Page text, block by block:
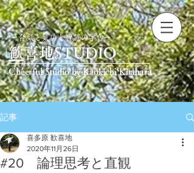
​歓喜地STUDIO
Cheerful Studio by Kankichi Kitahara
ー合気と気功と智慧の学舎ー
記事
#20 論理思考と直観
喜多原 歓喜地
2020年11月26日